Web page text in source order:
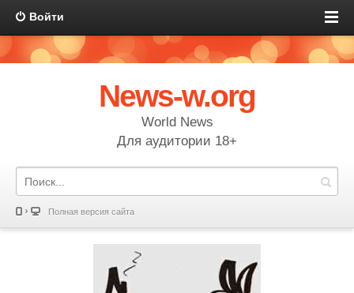
Войти
News-w.org
World News
Для аудитории 18+
Полная версия сайта